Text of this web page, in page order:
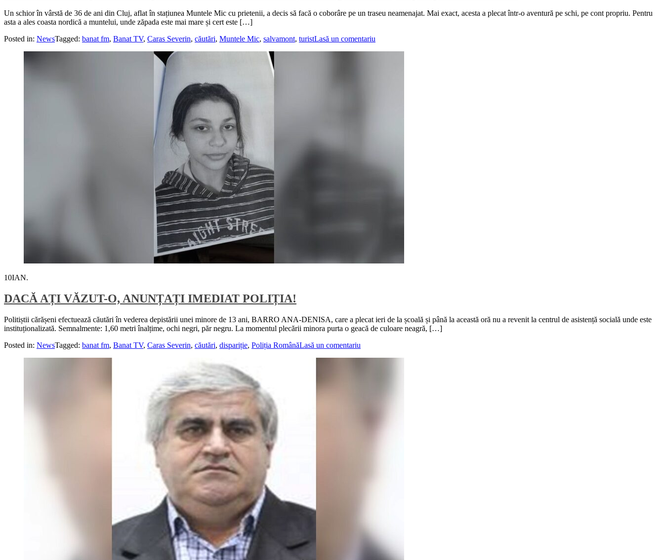
Un schior în vârstă de 36 de ani din Cluj, aflat în stațiunea Muntele Mic cu prietenii, a decis să facă o coborâre pe un traseu neamenajat. Mai exact, acesta a plecat într-o aventură pe schi, pe cont propriu. Pentru
asta a ales coasta nordică a muntelui, unde zăpada este mai mare și cert este […]
Posted in: NewsTagged: banat fm, Banat TV, Caras Severin, căutări, Muntele Mic, salvamont, turistLasă un comentariu
10IAN.
DACĂ AȚI VĂZUT-O, ANUNȚAȚI IMEDIAT POLIȚIA!
Politiștii cărășeni efectuează căutări în vederea depistării unei minore de 13 ani, BARRO ANA-DENISA, care a plecat ieri de la școală și până la această oră nu a revenit la centrul de asistență socială unde este
instituționalizată. Semnalmente: 1,60 metri înalțime, ochi negri, păr negru. La momentul plecării minora purta o geacă de culoare neagră, […]
Posted in: NewsTagged: banat fm, Banat TV, Caras Severin, căutări, dispariție, Poliția RomânăLasă un comentariu